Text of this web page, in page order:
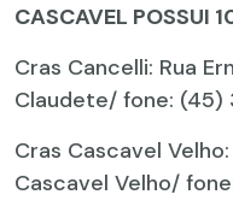
CASCAVEL POSSUI
Cras Cancelli: Rua
Claudete/ fone: (45)
Cras Cascavel
Cascavel Velho/